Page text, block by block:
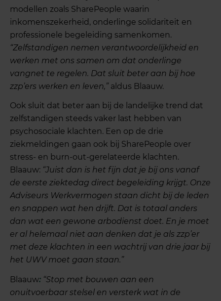
modellen zoals SharePeople waarin
inkomenszekerheid, onderlinge solidariteit en
professionele begeleiding samenkomen.
“Zelfstandigen nemen verantwoordelijkheid en
werken met ons samen om dat onderlinge
vangnet te regelen. Dat sluit beter aan bij hoe
zzp’ers werken en leven,” aldus Blaauw.
Ook sluit dat beter aan bij de landelijke trend dat
zelfstandigen steeds vaker last hebben van
psychosociale klachten. Een op de drie
ziekmeldingen gaan ook bij SharePeople over
stress- en burn-out-gerelateerde klachten.
Blaauw: “Juist dan is het fijn dat je bij ons vanaf
de eerste ziektedag direct begeleiding krijgt. Onze
Adviseurs Werkvermogen staan dicht bij de leden
en snappen wat hen drijft. Dat is totaal anders
dan wat een gewone arbodienst doet. En je moet
er al helemaal niet aan denken dat je als zzp’er
met deze klachten in een wachtrij van drie jaar bij
het UWV moet gaan staan.”
Blaauw: “Stop met bouwen aan een
onuitvoerbaar stelsel en versterk wat in de